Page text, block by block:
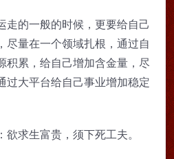
走的一般的时候，更要给自己
尽量在一个领域扎根，通过自
积累，给自己增加含金量，尽
过大平台给自己事业增加稳定
欲求生富贵，须下死工夫。